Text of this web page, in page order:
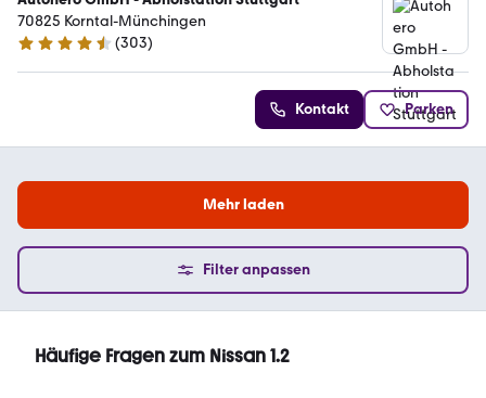
70825 Korntal-Münchingen
4.4 Sterne
(303)
Kontakt Parken
Mehr laden
Filter anpassen
Häufige Fragen zum Nissan 1.2